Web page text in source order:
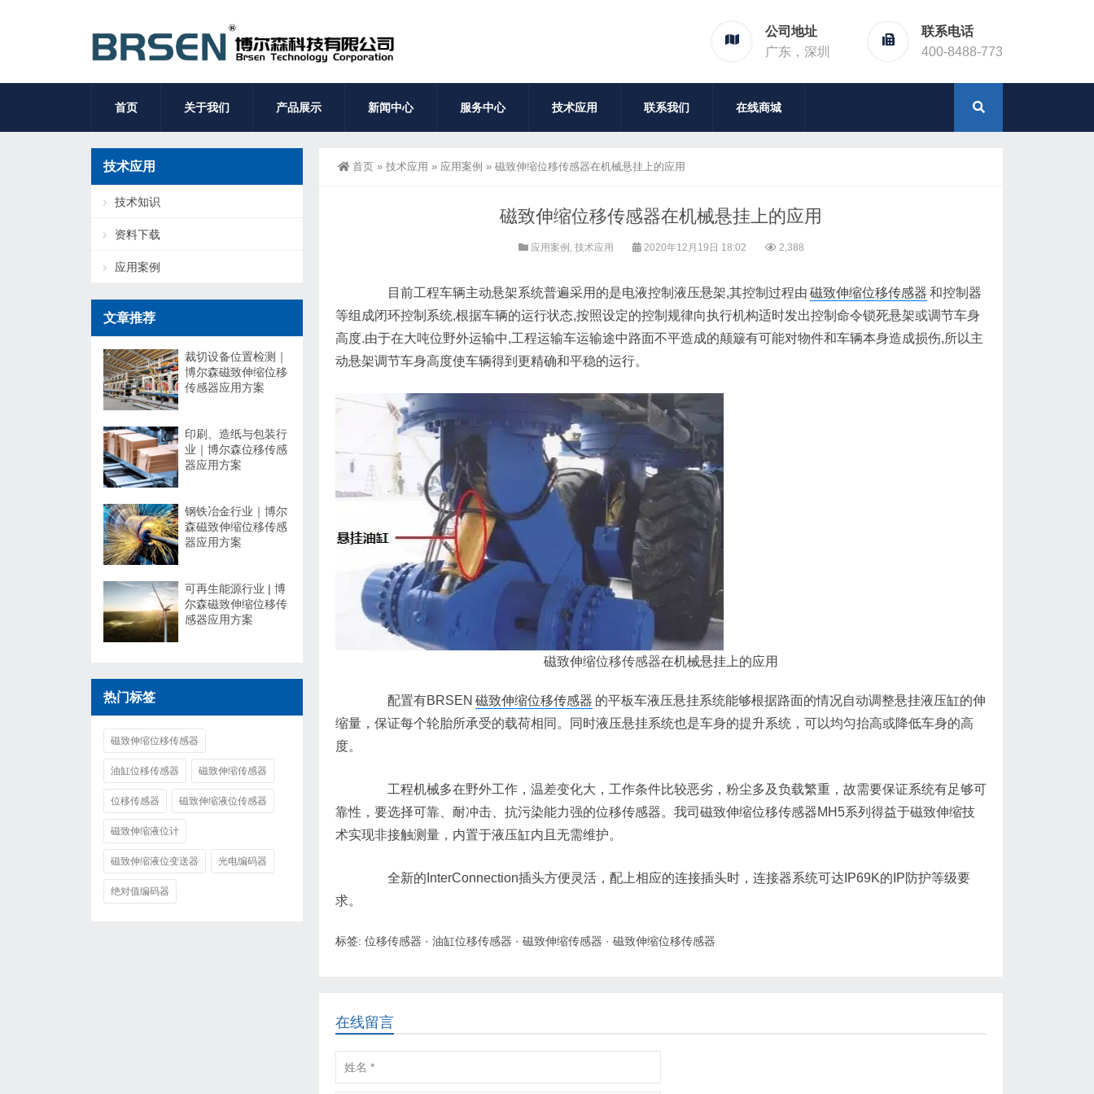
公司地址
广东，深圳
联系电话
400-8488-773
首页 关于我们 产品展示 新闻中心 服务中心 技术应用 联系我们 在线商城
首页 » 技术应用 » 应用案例 » 磁致伸缩位移传感器在机械悬挂上的应用
磁致伸缩位移传感器在机械悬挂上的应用
应用案例 , 技术应用 2020年12月19日 18:02 2,388
目前工程车辆主动悬架系统普遍采用的是电液控制液压悬架,其控制过程由 磁致伸缩位移传感器 和控制器
等组成闭环控制系统,根据车辆的运行状态,按照设定的控制规律向执行机构适时发出控制命令锁死悬架或调节车身
高度.由于在大吨位野外运输中,工程运输车运输途中路面不平造成的颠簸有可能对物件和车辆本身造成损伤,所以主
动悬架调节车身高度使车辆得到更精确和平稳的运行。
磁致伸缩位移传感器在机械悬挂上的应用
配置有BRSEN 磁致伸缩位移传感器 的平板车液压悬挂系统能够根据路面的情况自动调整悬挂液压缸的伸
缩量，保证每个轮胎所承受的载荷相同。同时液压悬挂系统也是车身的提升系统，可以均匀抬高或降低车身的高
度。
工程机械多在野外工作，温差变化大，工作条件比较恶劣，粉尘多及负载繁重，故需要保证系统有足够可
靠性，要选择可靠、耐冲击、抗污染能力强的位移传感器。我司磁致伸缩位移传感器MH5系列得益于磁致伸缩技
术实现非接触测量，内置于液压缸内且无需维护。
全新的InterConnection插头方便灵活，配上相应的连接插头时，连接器系统可达IP69K的IP防护等级要
求。
标签: 位移传感器 · 油缸位移传感器 · 磁致伸缩传感器 · 磁致伸缩位移传感器
在线留言
技术应用
技术知识
资料下载
应用案例
文章推荐
裁切设备位置检测｜
博尔森磁致伸缩位移
传感器应用方案
印刷、造纸与包装行
业｜博尔森位移传感
器应用方案
钢铁冶金行业｜博尔
森磁致伸缩位移传感
器应用方案
可再生能源行业 | 博
尔森磁致伸缩位移传
感器应用方案
热门标签
磁致伸缩位移传感器
油缸位移传感器 磁致伸缩传感器
位移传感器 磁致伸缩液位传感器
磁致伸缩液位计
磁致伸缩液位变送器 光电编码器
绝对值编码器